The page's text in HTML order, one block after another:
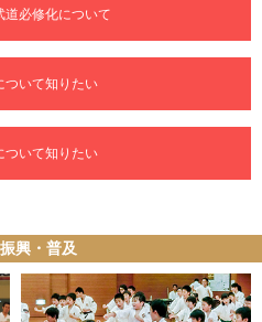
いて
い
い
興・普及